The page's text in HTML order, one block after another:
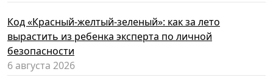
Код «Красный-желтый-зеленый»: как за лето
вырастить из ребенка эксперта по личной
безопасности
6 августа 2026